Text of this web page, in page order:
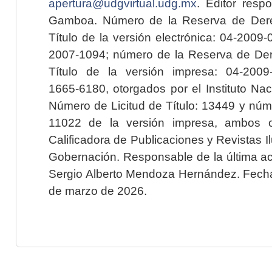
apertura@udgvirtual.udg.mx. Editor
Gamboa. Número de la Reserva de
Título de la versión electrónica: 04-2009-
2007-1094; número de la Reserva de
Título de la versión impresa: 04-2009-
1665-6180, otorgados por el Instituto
Número de Licitud de Título: 13449 y
11022 de la versión impresa, ambos
Calificadora de Publicaciones y Revistas
Gobernación. Responsable de la última
Sergio Alberto Mendoza Hernández.
de marzo de 2026.